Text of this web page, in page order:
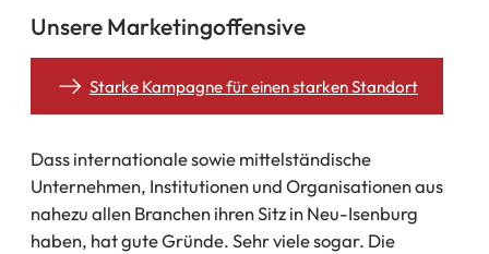
Unsere Marketingoffensive
Starke Kampagne für einen starken Standort
Dass internationale sowie mittelständische
Unternehmen, Institutionen und Organisationen aus
nahezu allen Branchen ihren Sitz in Neu-Isenburg
haben, hat gute Gründe. Sehr viele sogar. Die